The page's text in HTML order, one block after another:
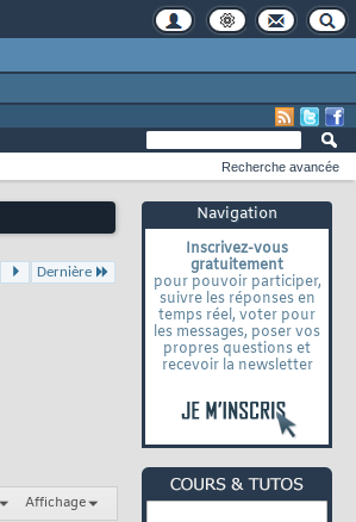
Navigation
Inscrivez-vous
gratuitement
pour pouvoir participer,
suivre les réponses en
temps réel, voter pour
les messages, poser vos
propres questions et
recevoir la newsletter
Recherche avancée
Dernière
Affichage